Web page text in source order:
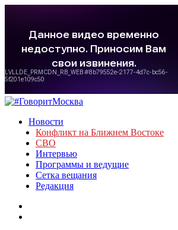
Новости
Конфликт на Ближнем Востоке
СВО
Интервью
Программы и ведущие
Сетка вещания
Редакция